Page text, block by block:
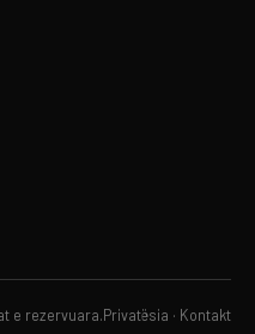
e rezervuara. Privatësia · Kontakt